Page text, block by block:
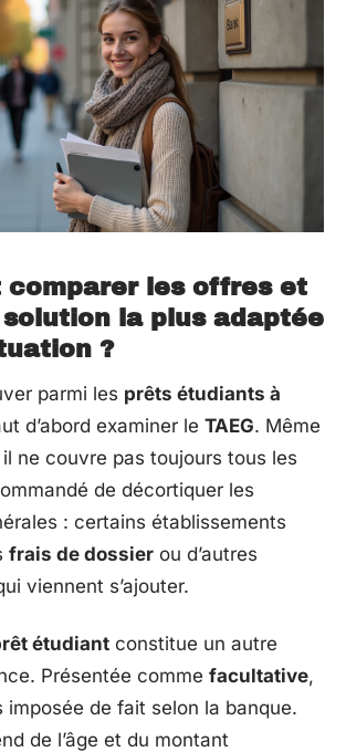
comparer les offres et
la plus adaptée
?
parmi les prêts étudiants à
d’abord examiner le TAEG. Même
ne couvre pas toujours tous les
de décortiquer les
: certains établissements
frais de dossier ou d’autres
viennent s’ajouter.
étudiant constitue un autre
Présentée comme facultative,
imposée de fait selon la banque.
de l’âge et du montant